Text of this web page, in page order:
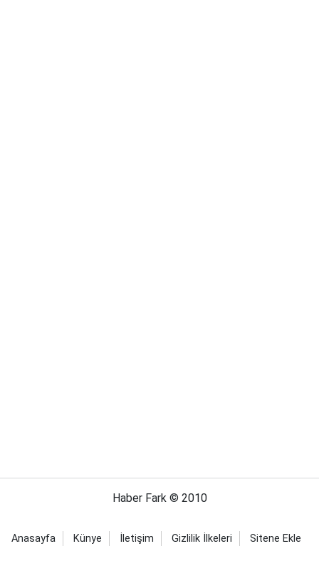
Haber Fark © 2010
Anasayfa Künye İletişim Gizlilik İlkeleri Sitene Ekle